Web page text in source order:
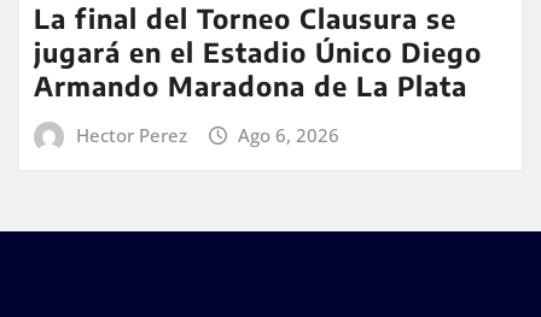
La final del Torneo Clausura se
jugará en el Estadio Único Diego
Armando Maradona de La Plata
Hector Perez Ago 6, 2026